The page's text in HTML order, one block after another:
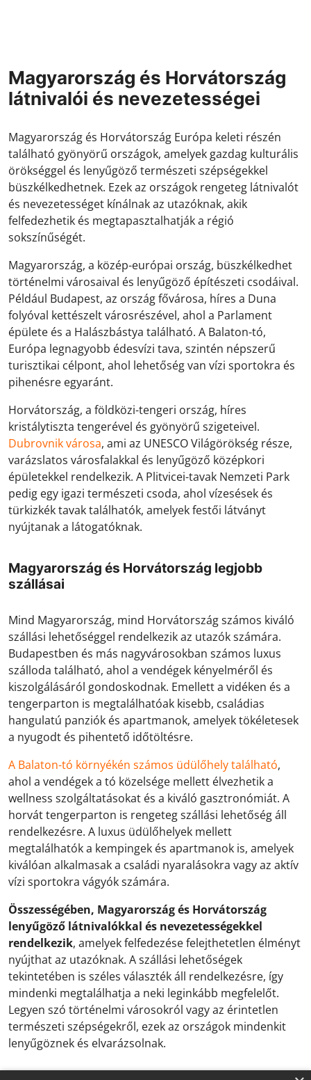
Magyarország és Horvátország
látnivalói és nevezetességei
Magyarország és Horvátország Európa keleti részén
található gyönyörű országok, amelyek gazdag kulturális
örökséggel és lenyűgöző természeti szépségekkel
büszkélkedhetnek. Ezek az országok rengeteg látnivalót
és nevezetességet kínálnak az utazóknak, akik
felfedezhetik és megtapasztalhatják a régió
sokszínűségét.
Magyarország, a közép-európai ország, büszkélkedhet
történelmi városaival és lenyűgöző építészeti csodáival.
Például Budapest, az ország fővárosa, híres a Duna
folyóval kettészelt városrészével, ahol a Parlament
épülete és a Halászbástya található. A Balaton-tó,
Európa legnagyobb édesvízi tava, szintén népszerű
turisztikai célpont, ahol lehetőség van vízi sportokra és
pihenésre egyaránt.
Horvátország, a földközi-tengeri ország, híres
kristálytiszta tengerével és gyönyörű szigeteivel.
Dubrovnik városa, ami az UNESCO Világörökség része,
varázslatos városfalakkal és lenyűgöző középkori
épületekkel rendelkezik. A Plitvicei-tavak Nemzeti Park
pedig egy igazi természeti csoda, ahol vízesések és
türkizkék tavak találhatók, amelyek festői látványt
nyújtanak a látogatóknak.
Magyarország és Horvátország legjobb
szállásai
Mind Magyarország, mind Horvátország számos kiváló
szállási lehetőséggel rendelkezik az utazók számára.
Budapestben és más nagyvárosokban számos luxus
szálloda található, ahol a vendégek kényelméről és
kiszolgálásáról gondoskodnak. Emellett a vidéken és a
tengerparton is megtalálhatóak kisebb, családias
hangulatú panziók és apartmanok, amelyek tökéletesek
a nyugodt és pihentető időtöltésre.
A Balaton-tó környékén számos üdülőhely található,
ahol a vendégek a tó közelsége mellett élvezhetik a
wellness szolgáltatásokat és a kiváló gasztronómiát. A
horvát tengerparton is rengeteg szállási lehetőség áll
rendelkezésre. A luxus üdülőhelyek mellett
megtalálhatók a kempingek és apartmanok is, amelyek
kiválóan alkalmasak a családi nyaralásokra vagy az aktív
vízi sportokra vágyók számára.
Összességében, Magyarország és Horvátország
lenyűgöző látnivalókkal és nevezetességekkel
rendelkezik, amelyek felfedezése felejthetetlen élményt
nyújthat az utazóknak. A szállási lehetőségek
tekintetében is széles választék áll rendelkezésre, így
mindenki megtalálhatja a neki leginkább megfelelőt.
Legyen szó történelmi városokról vagy az érintetlen
természeti szépségekről, ezek az országok mindenkit
lenyűgöznek és elvarázsolnak.